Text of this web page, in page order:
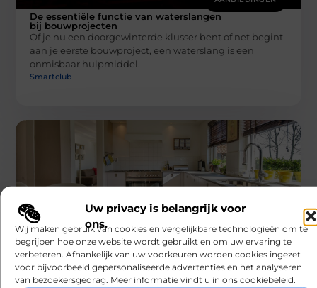
Uw privacy is belangrijk voor
ons.
Wij maken gebruik van cookies en vergelijkbare technologieën om te
begrijpen hoe onze website wordt gebruikt en om uw ervaring te
verbeteren. Afhankelijk van uw voorkeuren worden cookies ingezet
voor bijvoorbeeld gepersonaliseerde advertenties en het analyseren
van bezoekersgedrag. Meer informatie vindt u in ons cookiebeleid.
De essentiële functie van waterslangen
bij bouwprojecten
Of je nu een doorgewinterde klusser bent of net begint
aan je eerste bouwproject, een waterslang is een
onmisbaar hulpmiddel.
Smartclub
Je kWh-meter als startpunt voor
duurzaam wonen
Veel mensen willen duurzamer leven, maar weten niet
goed waar ze moeten beginnen. De kWh-meter, die in
vrijwel elk huis